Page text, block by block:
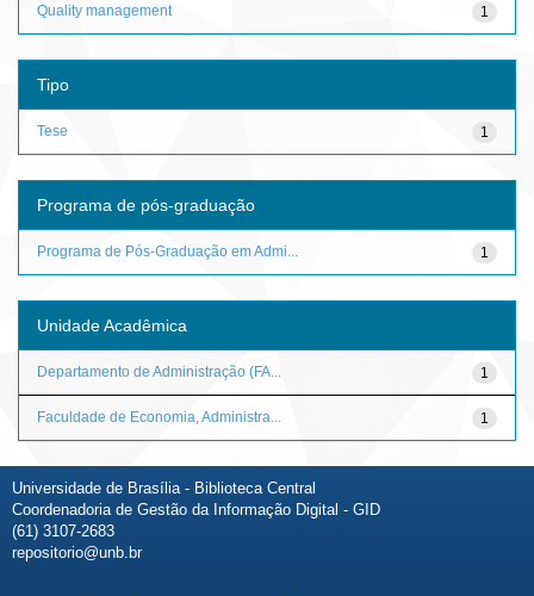
1
Quality management
Tipo
1
Tese
Programa de pós-graduação
1
Programa de Pós-Graduação em Admi...
Unidade Acadêmica
1
Departamento de Administração (FA...
1
Faculdade de Economia, Administra...
Universidade de Brasília - Biblioteca Central
Coordenadoria de Gestão da Informação Digital - GID
(61) 3107-2683
repositorio@unb.br